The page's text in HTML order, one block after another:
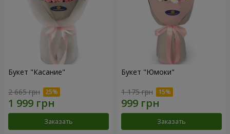
Букет "Касание"
2 665 грн
Заказать
Букет "Юмоки"
1 175 грн
Заказать